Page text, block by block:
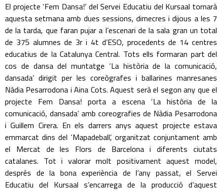
El projecte ‘Fem Dansa!’ del Servei Educatiu del Kursaal tornarà
aquesta setmana amb dues sessions, dimecres i dijous a les 7
de la tarda, que faran pujar a l’escenari de la sala gran un total
de 375 alumnes de 3r i 4t d’ESO, procedents de 14 centres
educatius de la Catalunya Central. Tots ells formaran part del
cos de dansa del muntatge ‘La història de la comunicació,
dansada’ dirigit per les coreògrafes i ballarines manresanes
Nàdia Pesarrodona i Aina Cots. Aquest serà el segon any que el
projecte Fem Dansa! porta a escena ‘La història de la
comunicació, dansada’ amb coreografies de Nàdia Pesarrodona
i Guillem Cirera. En els darrers anys aquest projecte estava
emmarcat dins del ‘Mapadeball’, organitzat conjuntament amb
el Mercat de les Flors de Barcelona i diferents ciutats
catalanes. Tot i valorar molt positivament aquest model,
després de la bona experiència de l’any passat, el Servei
Educatiu del Kursaal s’encarrega de la producció d’aquest